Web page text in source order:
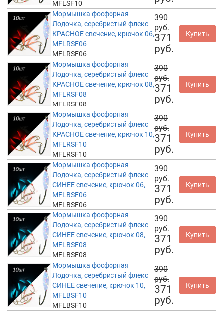
MFLSF10
Мормышка фосфорная
Лодочка, серебристый флекс
КРАСНОЕ свечение, крючок 06,
MFLRSF06
MFLRSF06
390
руб.
371
руб.
Купить
Мормышка фосфорная
Лодочка, серебристый флекс
КРАСНОЕ свечение, крючок 08,
MFLRSF08
MFLRSF08
390
руб.
371
руб.
Купить
Мормышка фосфорная
Лодочка, серебристый флекс
КРАСНОЕ свечение, крючок 10,
MFLRSF10
MFLRSF10
390
руб.
371
руб.
Купить
Мормышка фосфорная
Лодочка, серебристый флекс
СИНЕЕ свечение, крючок 06,
MFLBSF06
MFLBSF06
390
руб.
371
руб.
Купить
Мормышка фосфорная
Лодочка, серебристый флекс
СИНЕЕ свечение, крючок 08,
MFLBSF08
MFLBSF08
390
руб.
371
руб.
Купить
Мормышка фосфорная
Лодочка, серебристый флекс
СИНЕЕ свечение, крючок 10,
MFLBSF10
MFLBSF10
390
руб.
371
руб.
Купить